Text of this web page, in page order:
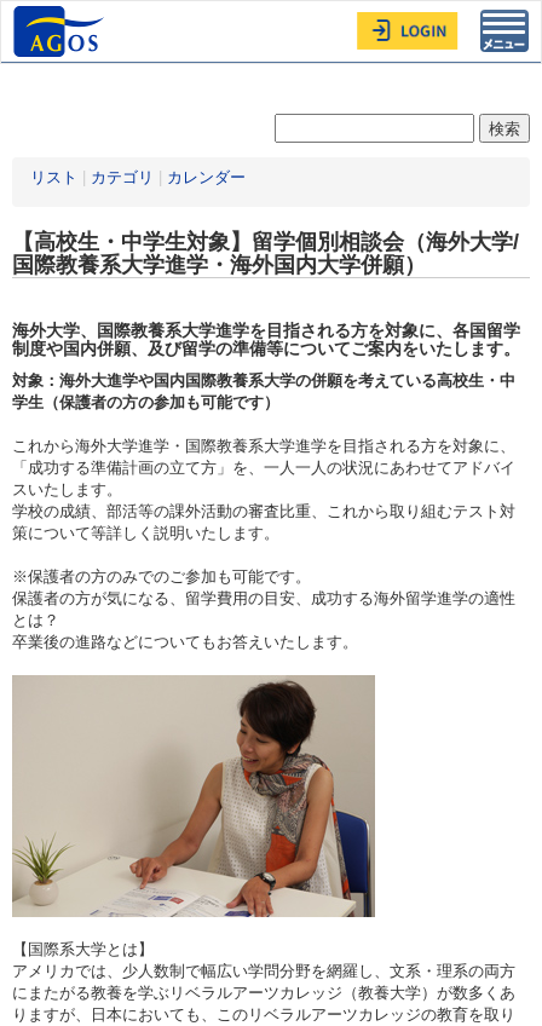
リスト カテゴリ カレンダー
【高校生・中学生対象】留学個別相談会（海外大学/
国際教養系大学進学・海外国内大学併願）
海外大学、国際教養系大学進学を目指される方を対象に、各国留学
制度や国内併願、及び留学の準備等についてご案内をいたします。
対象：海外大進学や国内国際教養系大学の併願を考えている高校生・中
学生（保護者の方の参加も可能です）
これから海外大学進学・国際教養系大学進学を目指される方を対象に、
「成功する準備計画の立て方」を、一人一人の状況にあわせてアドバイ
スいたします。
学校の成績、部活等の課外活動の審査比重、これから取り組むテスト対
策について等詳しく説明いたします。
※保護者の方のみでのご参加も可能です。
保護者の方が気になる、留学費用の目安、成功する海外留学進学の適性
とは？
卒業後の進路などについてもお答えいたします。
【国際系大学とは】
アメリカでは、少人数制で幅広い学問分野を網羅し、文系・理系の両方
にまたがる教養を学ぶリベラルアーツカレッジ（教養大学）が数多くあ
りますが、日本においても、このリベラルアーツカレッジの教育を取り